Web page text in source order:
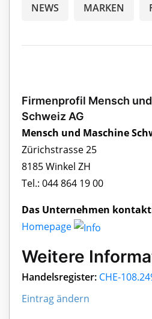
NEWS MARKEN
Firmenprofil Mensch
Schweiz AG
Mensch und Maschine
Zürichstrasse 25
8185 Winkel ZH
Tel.: 044 864 19 00
Das Unternehmen
Homepage
Weitere
Handelsregister: CHE-
Eintrag ändern